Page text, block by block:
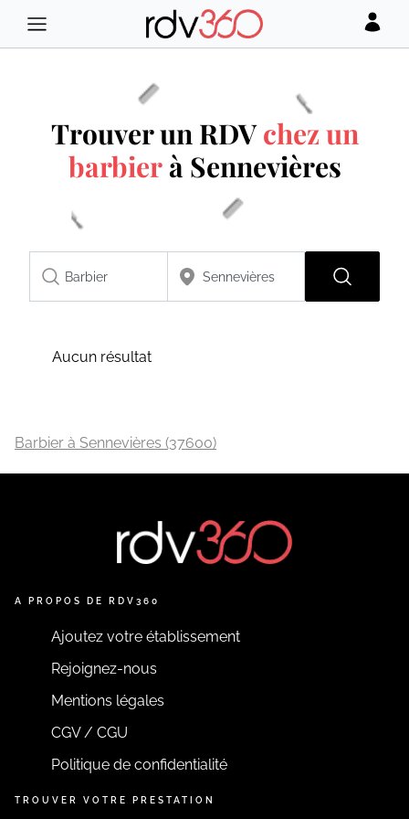
Trouver un RDVchez un
barbierà Sennevières
Aucun résultat
Barbier à Sennevières (37600)
A PROPOS DE RDV360
Ajoutez votre établissement
Rejoignez-nous
Mentions légales
CGV / CGU
Politique de confidentialité
TROUVER VOTRE PRESTATION